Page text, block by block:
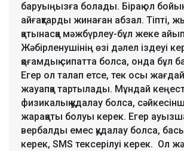
баруыңызға болады. Бірақ ол
айғақтарды жинаған абзал. Тіпті,
қатынасқа мәжбүрлеу-бұл жеке
Жәбірленушінің өзі дәлел іздеуі
қоғамдық сипатта болса, онда бұл
Егер ол талап етсе, тек осы
жауапқа тартылады. Мұндай
физикалық қудалау болса,
жарақаты болуы керек. Егер
вербалды емес қудалау болса,
керек, SMS тексерілуі керек. Ол